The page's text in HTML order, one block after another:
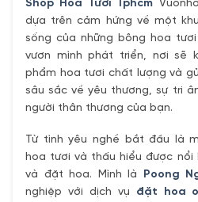
Shop Hoa Tươi Tphcm
dựa trên cảm hứng về một
sống của những bông hoa
vươn mình phát triển, nơi sẽ
phẩm hoa tươi chất lượng và
sâu sắc về yêu thương, sự tri
người thân thương của bạn.
Từ tình yêu nghề bắt đầu là
hoa tươi và thấu hiểu được nổi
và đặt hoa. Mình là
Poong
nghiệp với dịch vụ đặt hoa